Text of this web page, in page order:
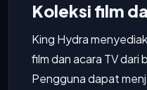
Koleksi film
King Hydra
film dan acara TV dari
Pengguna dapat